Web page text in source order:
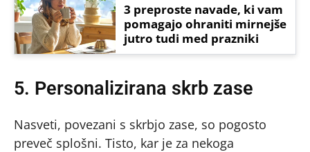
3 preproste navade, ki vam
pomagajo ohraniti mirnejše
jutro tudi med prazniki
5. Personalizirana skrb zase
Nasveti, povezani s skrbjo zase, so pogosto
preveč splošni. Tisto, kar je za nekoga